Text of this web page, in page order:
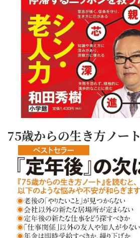
75歳からの生き方ノート